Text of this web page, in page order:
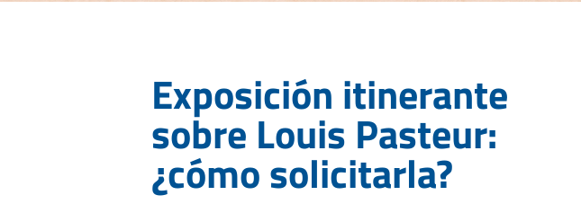
Exposición itinerante
sobre Louis Pasteur:
¿cómo solicitarla?